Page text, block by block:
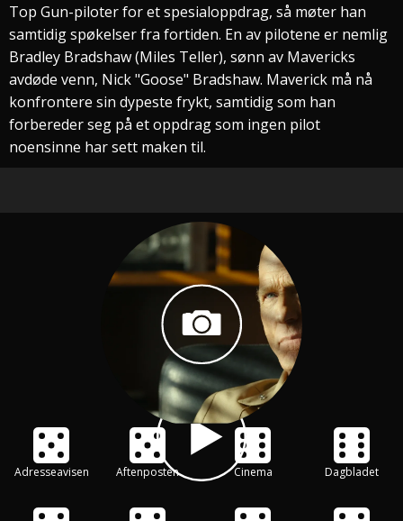
Top Gun-piloter for et spesialoppdrag, så møter han
samtidig spøkelser fra fortiden. En av pilotene er nemlig
Bradley Bradshaw (Miles Teller), sønn av Mavericks
avdøde venn, Nick "Goose" Bradshaw. Maverick må nå
konfrontere sin dypeste frykt, samtidig som han
forbereder seg på et oppdrag som ingen pilot
noensinne har sett maken til.
Adresseavisen Aftenposten Cinema Dagbladet